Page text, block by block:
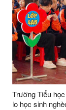
Trường Tiểu
lo học sinh